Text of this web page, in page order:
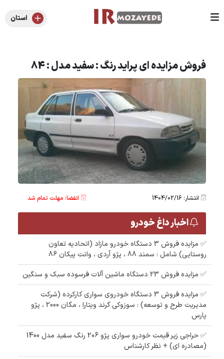
استان
فروش مزایده ای پراید رنگ : سفید مدل : 84
انتشار: 1404/02/16 انقضا: مهلت تمام شد
اخبار داغ خودرو
✅ مزایده فروش 3 دستگاه خودرو مازاد (اتحادیه تعاون
روستایی) شامل : سمند 88 ، پژو آردی ، وانت پیکان 86
✅ مزایده فروش 23 دستگاه ماشین آلات فرسوده سبک و سنگین
✅ مزایده فروش 3 دستگاه خودروی سواری کارکرده (شرکت
مدیریت طرح و توسعه) : سوزوکی گرند ویتارا ، مگان 2000 ، پژو
پارس
✅ حراجی زیر قیمت خودرو سواری پژو 206 رنگ سفید مدل 1400
(مصادره ای) + نظر کارشناس